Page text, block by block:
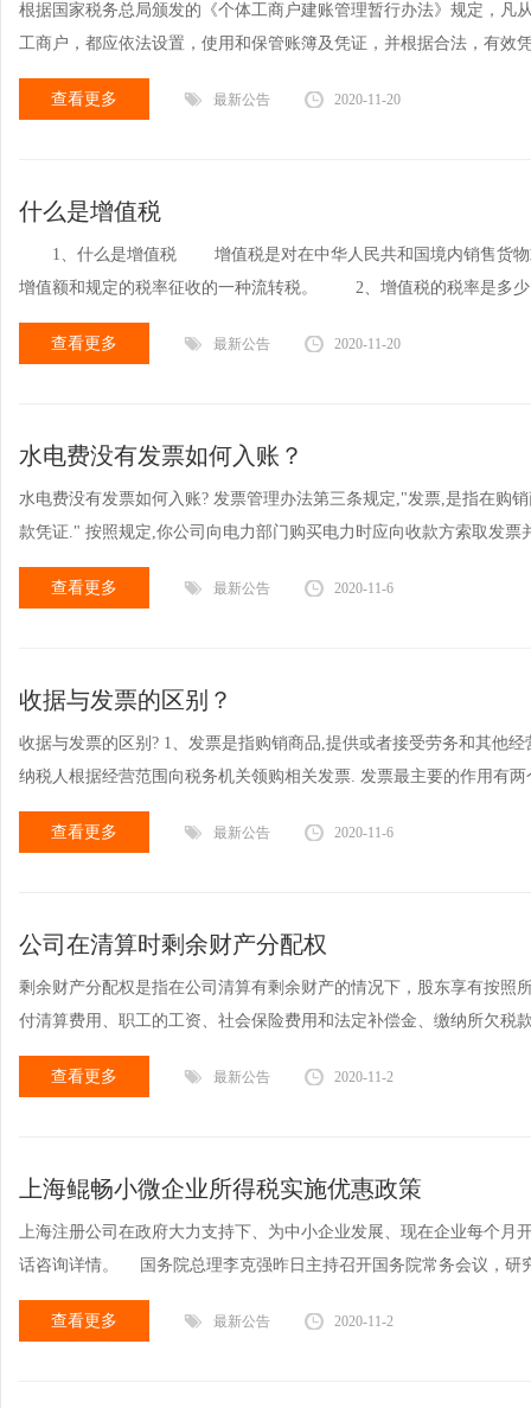
根据国家税务总局颁发的《个体工商户建账管理暂行办法》规定，
工商户，都应依法设置，使用和保管账簿及凭证，并根据合法，有效
查看更多 最新公告 2020-11-20
什么是增值税
1、什么是增值税 增值税是对在中华人民共和国境内销售货物
增值额和规定的税率征收的一种流转税。 2、增值税的税率是
查看更多 最新公告 2020-11-20
水电费没有发票如何入账？
水电费没有发票如何入账? 发票管理办法第三条规定,"发票,是指在购
款凭证." 按照规定,你公司向电力部门购买电力时应向收款方索取发票
查看更多 最新公告 2020-11-6
收据与发票的区别？
收据与发票的区别? 1、发票是指购销商品,提供或者接受劳务和其他
纳税人根据经营范围向税务机关领购相关发票. 发票最主要的作用有
查看更多 最新公告 2020-11-6
公司在清算时剩余财产分配权
剩余财产分配权是指在公司清算有剩余财产的情况下，股东享有按
付清算费用、职工的工资、社会保险费用和法定补偿金、缴纳所欠税
查看更多 最新公告 2020-11-2
上海鲲畅小微企业所得税实施优惠政策
上海注册公司在政府大力支持下、为中小企业发展、现在企业每个月
话咨询详情。 国务院总理李克强昨日主持召开国务院常务会议，研
查看更多 最新公告 2020-11-2